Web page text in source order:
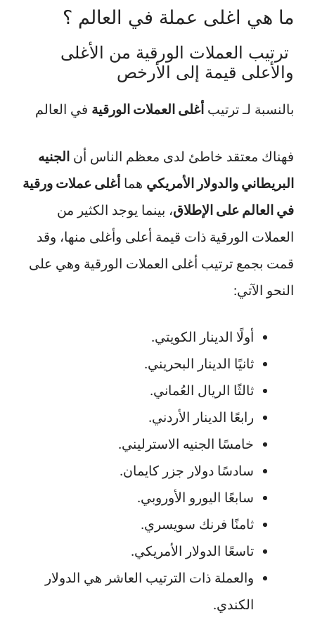
ما هي اغلى عملة في العالم ؟
ترتيب العملات الورقية من الأغلى
والأعلى قيمة إلى الأرخص
بالنسبة لـ ترتيب أغلى العملات الورقية في العالم
فهناك معتقد خاطئ لدى معظم الناس أن الجنيه
البريطاني والدولار الأمريكي هما أغلى عملات ورقية
في العالم على الإطلاق، بينما يوجد الكثير من
العملات الورقية ذات قيمة أعلى وأغلى منها، وقد
قمت بجمع ترتيب أغلى العملات الورقية وهي على
النحو الآتي:
أولًا الدينار الكويتي.
ثانيًا الدينار البحريني.
ثالثًا الريال العُماني.
رابعًا الدينار الأردني.
خامسًا الجنيه الاسترليني.
سادسًا دولار جزر كايمان.
سابعًا اليورو الأوروبي.
ثامنًا فرنك سويسري.
تاسعًا الدولار الأمريكي.
والعملة ذات الترتيب العاشر هي الدولار
الكندي.